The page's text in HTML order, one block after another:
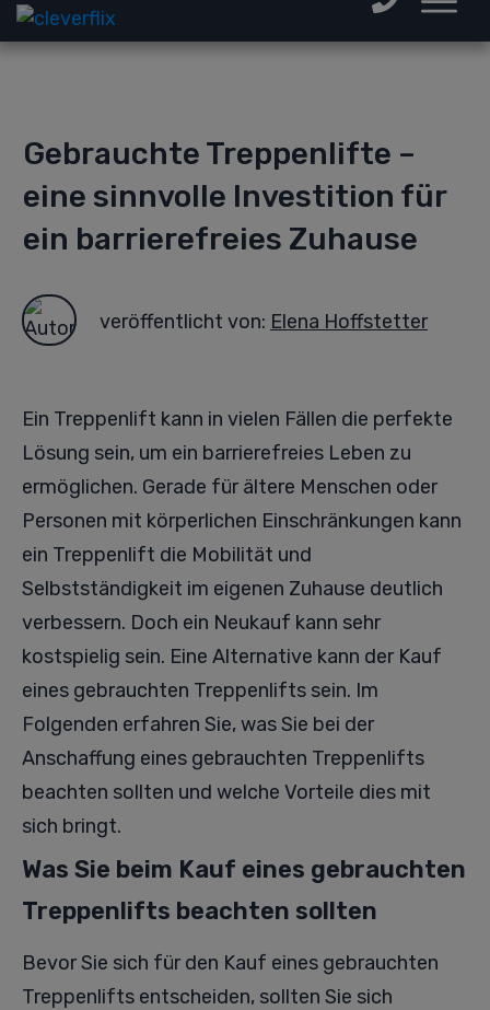
Gebrauchte Treppenlifte –
eine sinnvolle Investition für
ein barrierefreies Zuhause
veröffentlicht von: Elena Hoffstetter
Ein Treppenlift kann in vielen Fällen die perfekte
Lösung sein, um ein barrierefreies Leben zu
ermöglichen. Gerade für ältere Menschen oder
Personen mit körperlichen Einschränkungen kann
ein Treppenlift die Mobilität und
Selbstständigkeit im eigenen Zuhause deutlich
verbessern. Doch ein Neukauf kann sehr
kostspielig sein. Eine Alternative kann der Kauf
eines gebrauchten Treppenlifts sein. Im
Folgenden erfahren Sie, was Sie bei der
Anschaffung eines gebrauchten Treppenlifts
beachten sollten und welche Vorteile dies mit
sich bringt.
Was Sie beim Kauf eines gebrauchten
Treppenlifts beachten sollten
Bevor Sie sich für den Kauf eines gebrauchten
Treppenlifts entscheiden, sollten Sie sich